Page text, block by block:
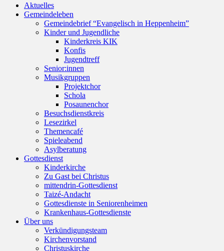
oben
scrollen
Aktuelles
Gemeindeleben
Gemeindebrief “Evangelisch in Heppenheim”
Kinder und Jugendliche
Kinderkreis KIK
Konfis
Jugendtreff
Senior:innen
Musikgruppen
Projektchor
Schola
Posaunenchor
Besuchsdienstkreis
Lesezirkel
Themencafé
Spieleabend
Asylberatung
Gottesdienst
Kinderkirche
Zu Gast bei Christus
mittendrin-Gottesdienst
Taizé-Andacht
Gottesdienste in Seniorenheimen
Krankenhaus-Gottesdienste
Über uns
Verkündigungsteam
Kirchenvorstand
Christuskirche